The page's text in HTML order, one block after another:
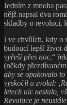
Jedním z mnoha
nějž napsal dva
skladby o revoluci,
I ve chvílích, kdy o
budoucí lepší život
vyřeší přes noc,“
(někdy
aby se opakovalo to
vyskočil a zvolal:
letech nic nestalo,
Revoluce je